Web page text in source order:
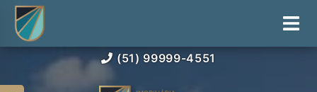
(51) 99999-4551